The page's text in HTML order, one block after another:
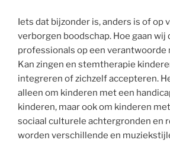
Iets dat bijzonder is, anders is of op
verborgen boodschap. Hoe gaan wij
professionals op een verantwoorde
Kan zingen en stemtherapie
integreren of zichzelf accepteren.
alleen om kinderen met een
kinderen, maar ook om kinderen
sociaal culturele achtergronden en
worden verschillende en